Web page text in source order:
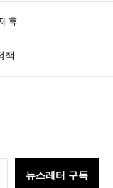
휴
책
뉴스레터 구독